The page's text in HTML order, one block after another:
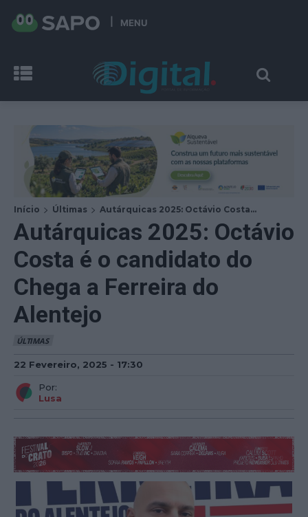
MENU
Início Últimas Autárquicas 2025: Octávio Costa...
Autárquicas 2025: Octávio
Costa é o candidato do
Chega a Ferreira do
Alentejo
ÚLTIMAS
22 Fevereiro, 2025 - 17:30
Por:
Lusa